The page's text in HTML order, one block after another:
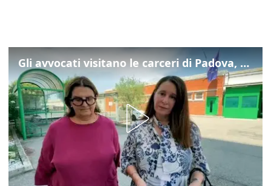
Gli avvocati visitano le carceri di Padova, ecco cosa hanno trovato